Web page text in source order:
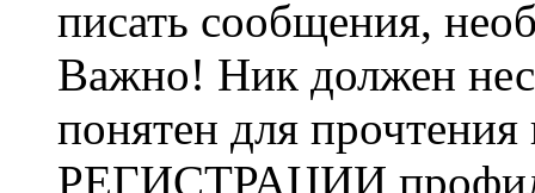
писать сообщения,
Важно! Ник должен
понятен для
РЕГИСТРАЦИИ профиль